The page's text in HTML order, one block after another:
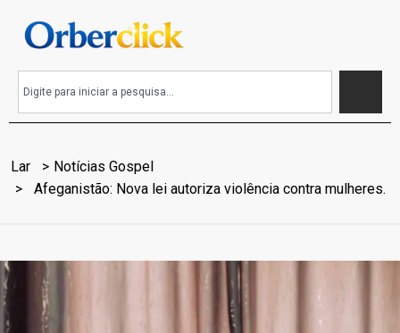
Lar
Notícias Gospel
Afeganistão: Nova lei autoriza violência contra mulheres.